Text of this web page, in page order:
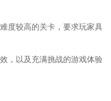
度较高的关卡，要求玩家具
，以及充满挑战的游戏体验